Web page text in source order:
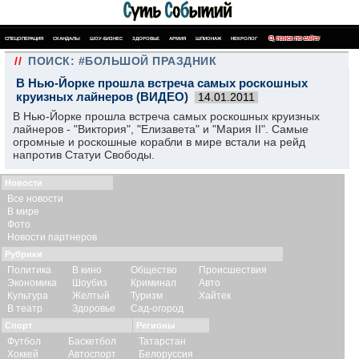
СПЕЦОПЕРАЦИЯ СКАНДАЛЫ ШОУ-БИЗНЕС ЗДОРОВЬЕ АРМИЯ ШПИОНАЖ НЕКРОЛОГ ПОИСК ПО САЙТУ
// ПОИСК: #БОЛЬШОЙ ПРАЗДНИК
В Нью-Йорке прошла встреча самых роскошных
круизных лайнеров (ВИДЕО)
14.01.2011
В Нью-Йорке прошла встреча самых роскошных круизных
лайнеров - "Виктория", "Елизавета" и "Мария II". Самые
огромные и роскошные корабли в мире встали на рейд
напротив Статуи Свободы.
Новости
Все новости
В мире
Фото
Новости партнеров
Рубрики
Политика
Экономика
Культура
В театр
В кино
Шоубиз
Желтый
Здоровье
Общество
Криминал
Туризм
Сад-огород
Происшествия
Авто
Хайтек
Спорт
Футбол
Хоккей
Баскетбол
Автоспорт
Регионы
Татарстан
Белоруссия